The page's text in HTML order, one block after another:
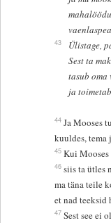
43
Ülistage,
Sest ta
tasub oma
ja
44 Ja Mooses
kuuldes, tema
45 Kui
46 siis ta ütles
ma täna teile
et nad teeksid
47 Sest see ei